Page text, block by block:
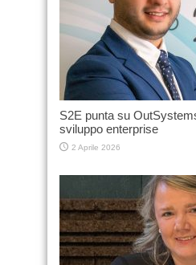
S2E punta su
sviluppo enterprise
2 Aprile 2026